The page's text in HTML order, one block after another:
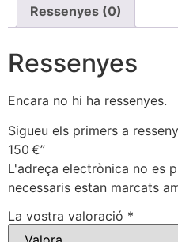
Ressenyes (0)
Ressenyes
Encara no hi ha ressenyes.
Sigueu els primers a
150 €”
L'adreça electrònica no es
necessaris estan marcats
La vostra valoració *